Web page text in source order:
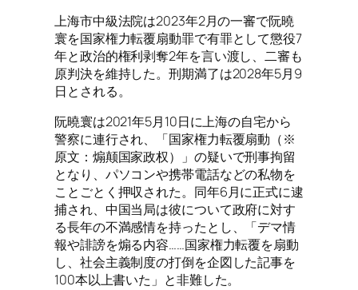
上海市中級法院は2023年2月の一審で阮曉
寰を国家権力転覆扇動罪で有罪として懲役7
年と政治的権利剥奪2年を言い渡し、二審も
原判決を維持した。刑期満了は2028年5月9
日とされる。
阮曉寰は2021年5月10日に上海の自宅から
警察に連行され、「国家権力転覆扇動（※
原文：煽颠国家政权）」の疑いで刑事拘留
となり、パソコンや携帯電話などの私物を
ことごとく押収された。同年6月に正式に逮
捕され、中国当局は彼について政府に対す
る長年の不満感情を持ったとし、「デマ情
報や誹謗を煽る内容……国家権力転覆を扇動
し、社会主義制度の打倒を企図した記事を
100本以上書いた」と非難した。